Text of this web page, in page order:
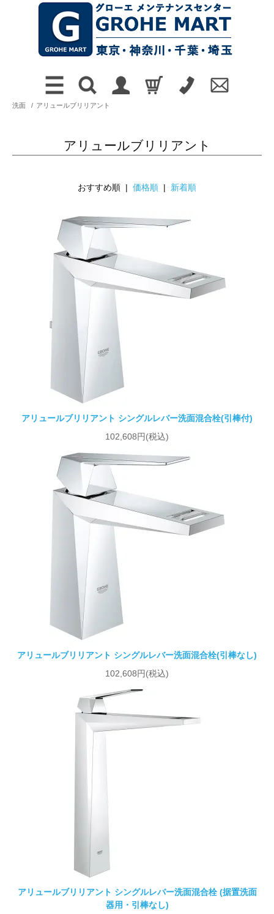
洗面 / アリュールブリリアント
アリュールブリリアント
おすすめ順 | 価格順 | 新着順
アリュールブリリアント シングルレバー洗面混合栓(引棒付)
102,608円(税込)
アリュールブリリアント シングルレバー洗面混合栓(引棒なし)
102,608円(税込)
アリュールブリリアント シングルレバー洗面混合栓 (据置洗面
器用・引棒なし)